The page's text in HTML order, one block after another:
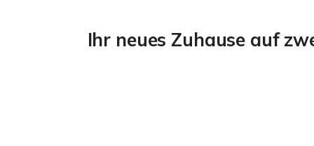
Ihr neues Zuhause auf